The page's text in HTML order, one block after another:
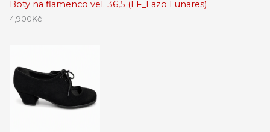
Boty na flamenco vel. 36,5 (LF_Lazo Lunares)
4,900Kč